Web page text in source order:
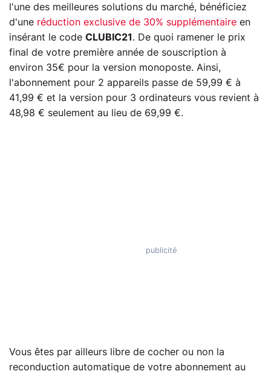
l'une des meilleures solutions du marché, bénéficiez
d'une réduction exclusive de 30% supplémentaire en
insérant le code CLUBIC21 . De quoi ramener le prix
final de votre première année de souscription à
environ 35€ pour la version monoposte. Ainsi,
l'abonnement pour 2 appareils passe de 59,99 € à
41,99 € et la version pour 3 ordinateurs vous revient à
48,98 € seulement au lieu de 69,99 €.
Vous êtes par ailleurs libre de cocher ou non la
reconduction automatique de votre abonnement au